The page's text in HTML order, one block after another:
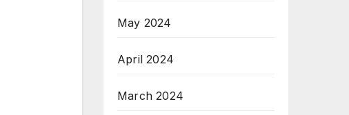
May 2024
April 2024
March 2024